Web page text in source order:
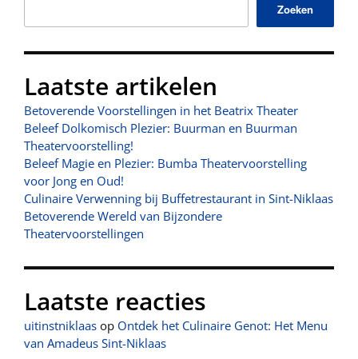
Zoeken
Laatste artikelen
Betoverende Voorstellingen in het Beatrix Theater
Beleef Dolkomisch Plezier: Buurman en Buurman
Theatervoorstelling!
Beleef Magie en Plezier: Bumba Theatervoorstelling
voor Jong en Oud!
Culinaire Verwenning bij Buffetrestaurant in Sint-Niklaas
Betoverende Wereld van Bijzondere
Theatervoorstellingen
Laatste reacties
uitinstniklaas op Ontdek het Culinaire Genot: Het Menu
van Amadeus Sint-Niklaas